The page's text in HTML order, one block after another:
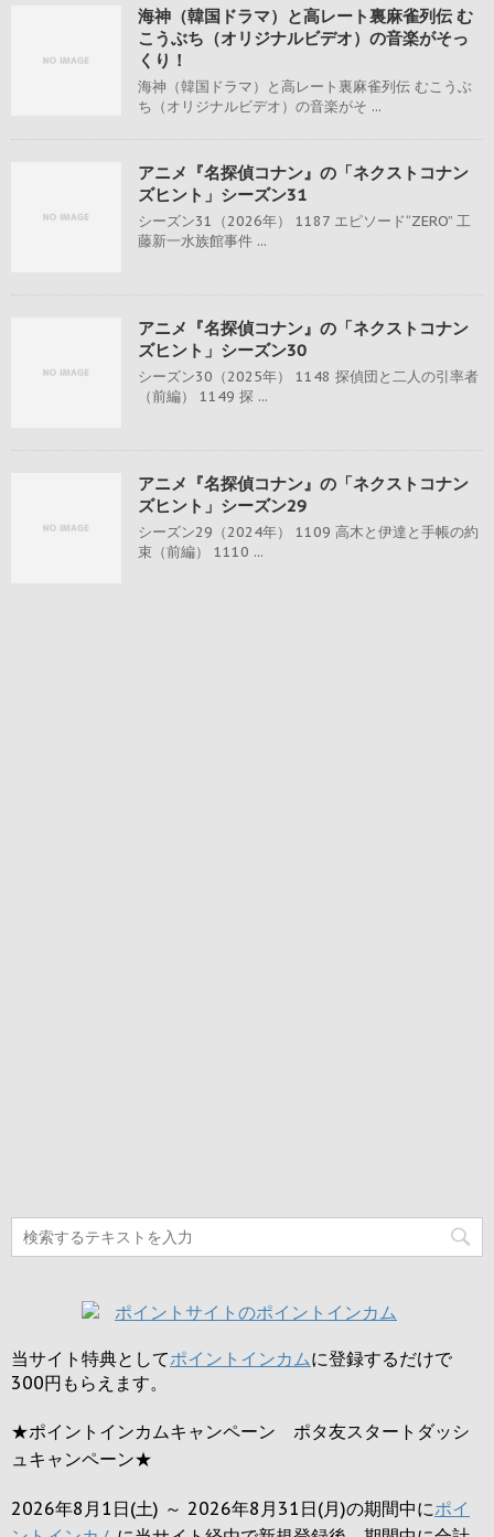
海神（韓国ドラマ）と高レート裏麻雀列伝 む
こうぶち（オリジナルビデオ）の音楽がそっ
くり！
海神（韓国ドラマ）と高レート裏麻雀列伝 むこうぶ
ち（オリジナルビデオ）の音楽がそ ...
アニメ『名探偵コナン』の「ネクストコナン
ズヒント」シーズン31
シーズン31（2026年） 1187 エピソード“ZERO” 工
藤新一水族館事件 ...
アニメ『名探偵コナン』の「ネクストコナン
ズヒント」シーズン30
シーズン30（2025年） 1148 探偵団と二人の引率者
（前編） 1149 探 ...
アニメ『名探偵コナン』の「ネクストコナン
ズヒント」シーズン29
シーズン29（2024年） 1109 高木と伊達と手帳の約
束（前編） 1110 ...
当サイト特典としてポイントインカムに登録するだけで
300円 もらえます。
★ポイントインカムキャンペーン ポタ友スタートダッシ
ュキャンペーン★
2026年8月1日(土) ～ 2026年8月31日(月)の期間中にポイ